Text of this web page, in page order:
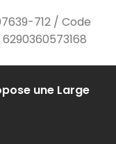
712 / Code
une Large